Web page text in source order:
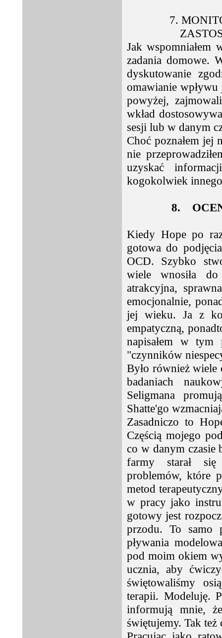
7.
Jak wspomniałem
zadania domowe.
dyskutowanie
omawianie
powyżej,
wkład
sesji lub w danym
Choć poznałem jej
nie
uzyskać
kogokolwiek
8.
Kiedy Hope po
gotowa do
OCD. Szybko
wiele wnosiła
atrakcyjna,
emocjonalnie,
jej wieku. Ja z
empatyczną,
napisałem w tym
"czynników
Było również wiele
badaniach
Seligmana
Shatte'go
Zasadniczo to
Częścią mojego
co w danym czasie
farmy starał się
problemów, które
metod
w pracy jako
gotowy jest
przodu. To samo
pływania
pod moim okiem
ucznia, aby
świętowaliśmy
terapii. Modeluję.
informują mnie,
świętujemy. Tak też